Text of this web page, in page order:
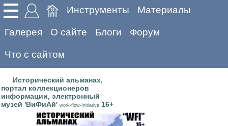
Инструменты Материалы
Галерея О сайте Блоги Форум
Что с сайтом
Исторический альманах,
портал коллекционеров
информации, электронный
музей 'ВиФиАй' work-flow-Initiative 16+